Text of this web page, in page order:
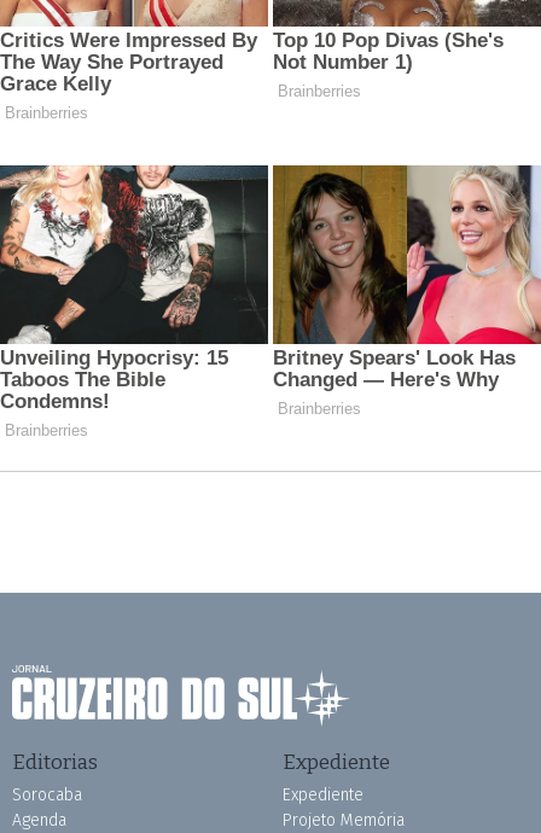
Editorias
Sorocaba
Agenda
Expediente
Expediente
Projeto Memória